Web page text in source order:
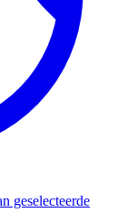
geselecteerde